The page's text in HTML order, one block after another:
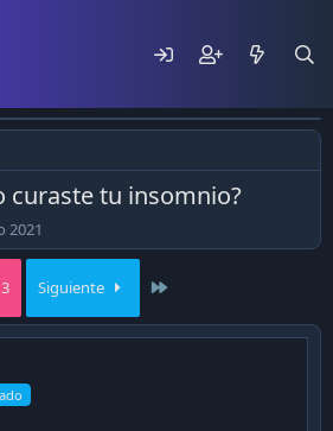
curaste tu insomnio?
2021
Siguiente